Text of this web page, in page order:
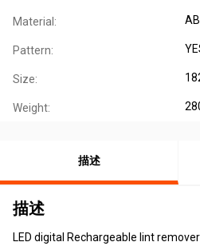
Material:
Pattern:
Size:
Weight:
描述
描述
LED digital Rechargeable lint remover